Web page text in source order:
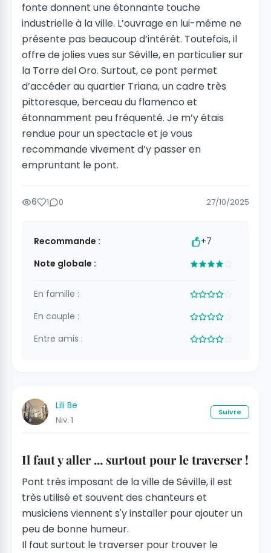
fonte donnent une étonnante touche
industrielle à la ville. L’ouvrage en lui-même ne
présente pas beaucoup d’intérêt. Toutefois, il
offre de jolies vues sur Séville, en particulier sur
la Torre del Oro. Surtout, ce pont permet
d’accéder au quartier Triana, un cadre très
pittoresque, berceau du flamenco et
étonnamment peu fréquenté. Je m’y étais
rendue pour un spectacle et je vous
recommande vivement d’y passer en
empruntant le pont.
6 1 0 27/10/2025
Recommande :
+7
Note globale :
En famille :
En couple :
Entre amis :
Lili Be
Niv. 1
Suivre
Il faut y aller ... surtout pour le traverser !
Pont très imposant de la ville de Séville, il est
très utilisé et souvent des chanteurs et
musiciens viennent s'y installer pour ajouter un
peu de bonne humeur.
Il faut surtout le traverser pour trouver le